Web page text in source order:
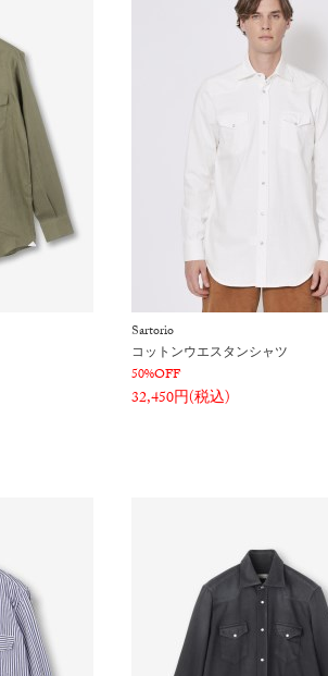
Sartorio
コットンウエスタンシャツ
50%OFF
32,450円(税込)